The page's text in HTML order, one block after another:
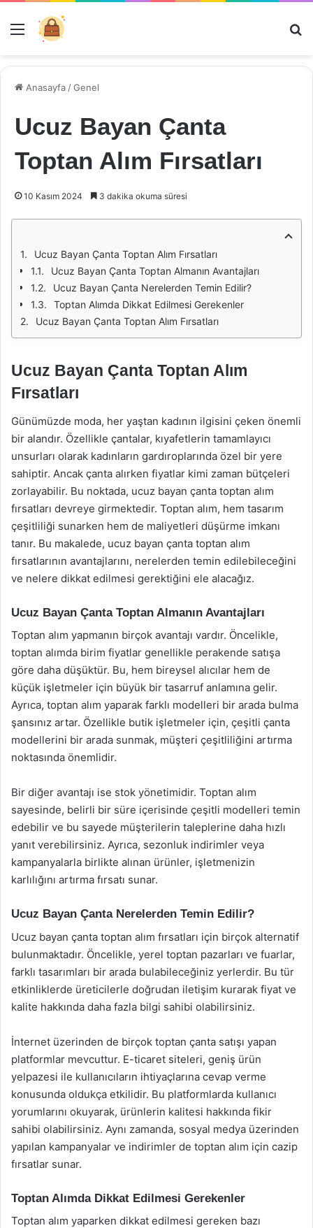
Menü
Anasayfa /Genel
Ucuz Bayan Çanta
Toptan Alım Fırsatları
10 Kasım 2024 3 dakika okuma süresi
Ucuz Bayan Çanta Toptan Alım Fırsatları
Ucuz Bayan Çanta Toptan Almanın Avantajları
Ucuz Bayan Çanta Nerelerden Temin Edilir?
Toptan Alımda Dikkat Edilmesi Gerekenler
Ucuz Bayan Çanta Toptan Alım Fırsatları
Ucuz Bayan Çanta Toptan Alım
Fırsatları
Günümüzde moda, her yaştan kadının ilgisini çeken önemli
bir alandır. Özellikle çantalar, kıyafetlerin tamamlayıcı
unsurları olarak kadınların gardıroplarında özel bir yere
sahiptir. Ancak çanta alırken fiyatlar kimi zaman bütçeleri
zorlayabilir. Bu noktada, ucuz bayan çanta toptan alım
fırsatları devreye girmektedir. Toptan alım, hem tasarım
çeşitliliği sunarken hem de maliyetleri düşürme imkanı
tanır. Bu makalede, ucuz bayan çanta toptan alım
fırsatlarının avantajlarını, nerelerden temin edilebileceğini
ve nelere dikkat edilmesi gerektiğini ele alacağız.
Ucuz Bayan Çanta Toptan Almanın Avantajları
Toptan alım yapmanın birçok avantajı vardır. Öncelikle,
toptan alımda birim fiyatlar genellikle perakende satışa
göre daha düşüktür. Bu, hem bireysel alıcılar hem de
küçük işletmeler için büyük bir tasarruf anlamına gelir.
Ayrıca, toptan alım yaparak farklı modelleri bir arada bulma
şansınız artar. Özellikle butik işletmeler için, çeşitli çanta
modellerini bir arada sunmak, müşteri çeşitliliğini artırma
noktasında önemlidir.
Bir diğer avantajı ise stok yönetimidir. Toptan alım
sayesinde, belirli bir süre içerisinde çeşitli modelleri temin
edebilir ve bu sayede müşterilerin taleplerine daha hızlı
yanıt verebilirsiniz. Ayrıca, sezonluk indirimler veya
kampanyalarla birlikte alınan ürünler, işletmenizin
karlılığını artırma fırsatı sunar.
Ucuz Bayan Çanta Nerelerden Temin Edilir?
Ucuz bayan çanta toptan alım fırsatları için birçok alternatif
bulunmaktadır. Öncelikle, yerel toptan pazarları ve fuarlar,
farklı tasarımları bir arada bulabileceğiniz yerlerdir. Bu tür
etkinliklerde üreticilerle doğrudan iletişim kurarak fiyat ve
kalite hakkında daha fazla bilgi sahibi olabilirsiniz.
İnternet üzerinden de birçok toptan çanta satışı yapan
platformlar mevcuttur. E-ticaret siteleri, geniş ürün
yelpazesi ile kullanıcıların ihtiyaçlarına cevap verme
konusunda oldukça etkilidir. Bu platformlarda kullanıcı
yorumlarını okuyarak, ürünlerin kalitesi hakkında fikir
sahibi olabilirsiniz. Aynı zamanda, sosyal medya üzerinden
yapılan kampanyalar ve indirimler de toptan alım için cazip
fırsatlar sunar.
Toptan Alımda Dikkat Edilmesi Gerekenler
Toptan alım yaparken dikkat edilmesi gereken bazı